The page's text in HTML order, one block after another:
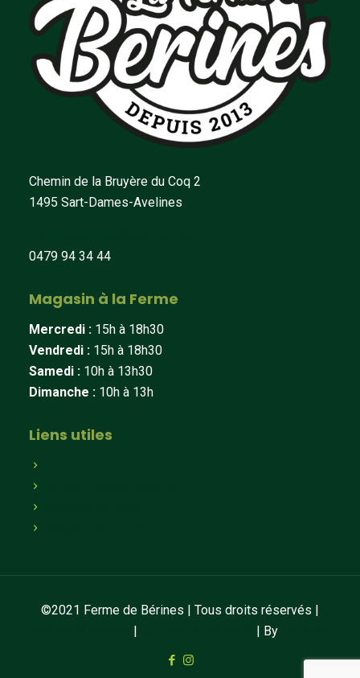
Chemin de la Bruyère du Coq 2
1495 Sart-Dames-Avelines
0479 94 34 44
Magasin à la Ferme
Mercredi : 15h à 18h30
Vendredi : 15h à 18h30
Samedi : 10h à 13h30
Dimanche : 10h à 13h
Liens utiles
©2021 Ferme de Bérines | Tous droits réservés |
| By